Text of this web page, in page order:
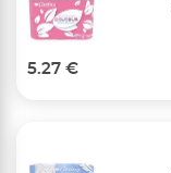
5.27 €